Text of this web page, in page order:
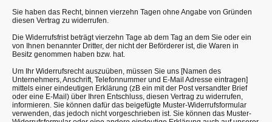
Sie haben das Recht, binnen vierzehn Tagen ohne Angabe von Gründen
diesen Vertrag zu widerrufen.
Die Widerrufsfrist beträgt vierzehn Tage ab dem Tag an dem Sie oder ein
von Ihnen benannter Dritter, der nicht der Beförderer ist, die Waren in
Besitz genommen haben bzw. hat.
Um Ihr Widerrufsrecht auszuüben, müssen Sie uns [Namen des
Unternehmers, Anschrift, Telefonnummer und E-Mail Adresse eintragen]
mittels einer eindeutigen Erklärung (zB ein mit der Post versandter Brief
oder eine E-Mail) über Ihren Entschluss, diesen Vertrag zu widerrufen,
informieren. Sie können dafür das beigefügte Muster-Widerrufsformular
verwenden, das jedoch nicht vorgeschrieben ist. Sie können das Muster-